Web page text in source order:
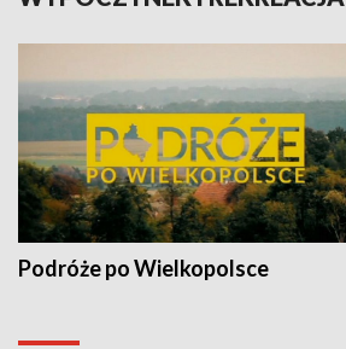
Podróże po Wielkopolsce